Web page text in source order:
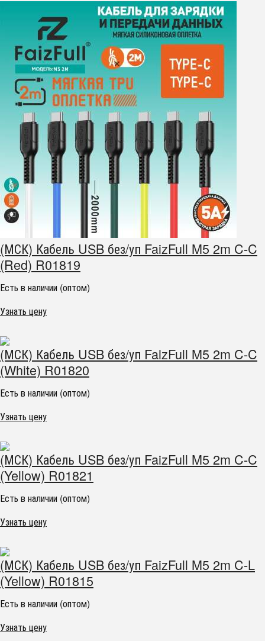
(МСК) Кабель USB без/уп FaizFull M5 2m C-C
(Red) R01819
Есть в наличии (оптом)
Узнать цену
(МСК) Кабель USB без/уп FaizFull M5 2m C-C
(White) R01820
Есть в наличии (оптом)
Узнать цену
(МСК) Кабель USB без/уп FaizFull M5 2m C-C
(Yellow) R01821
Есть в наличии (оптом)
Узнать цену
(МСК) Кабель USB без/уп FaizFull M5 2m C-L
(Yellow) R01815
Есть в наличии (оптом)
Узнать цену